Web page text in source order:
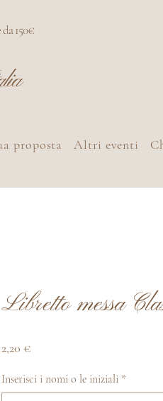
150€
proposta Altri eventi
Libretto messa
2,20 €
Inserisci i nomi o le iniziali *